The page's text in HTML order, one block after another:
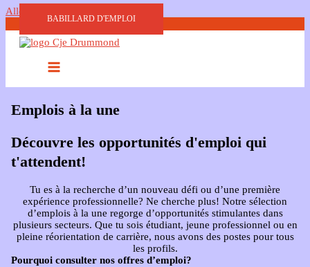
Aller au contenu
BABILLARD D'EMPLOI
Emplois à la une
Découvre les opportunités d'emploi qui
t'attendent!
Tu es à la recherche d’un nouveau défi ou d’une première
expérience professionnelle? Ne cherche plus! Notre sélection
d’emplois à la une regorge d’opportunités stimulantes dans
plusieurs secteurs. Que tu sois étudiant, jeune professionnel ou en
pleine réorientation de carrière, nous avons des postes pour tous
les profils.
Pourquoi consulter nos offres d’emploi?